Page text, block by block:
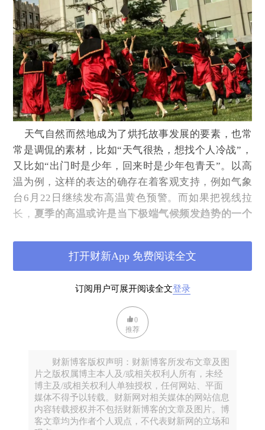
天气自然而然地成为了烘托故事发展的要素，也常
常是调侃的素材，比如“天气很热，想找个人冷战”，
又比如“出门时是少年，回来时是少年包青天”。以高
温为例，这样的表达的确存在着客观支持，例如气象
台6月22日继续发布高温黄色预警。而如果把视线拉
长， 夏季的高温或许是当下极端气候频发趋势的一个
6月1日至8月31日全国平均气温历年变化（1961-2024
本期严八和您一起关注天气，探讨气候与我们生活
与社会的关联。
订阅用户可展开阅读全文登录
打开财新App 免费阅读全文
0
推荐
财新博客版权声明：财新博客所发布文章及图
片之版权属博主本人及/或相关权利人所有，未经
博主及/或相关权利人单独授权，任何网站、平面
媒体不得予以转载。财新网对相关媒体的网站信息
内容转载授权并不包括财新博客的文章及图片。博
客文章均为作者个人观点，不代表财新网的立场和